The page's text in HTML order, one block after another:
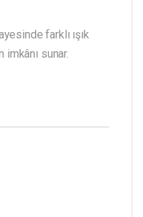
farklı ışık
imkânı sunar.